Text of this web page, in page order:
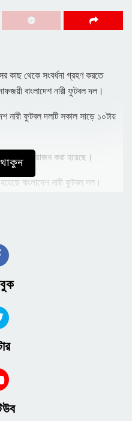
কাছ থেকে সংবর্ধনা গ্রহণ করতে
বাংলাদেশ নারী ফুটবল দল।
নারী ফুটবল দলটি সকাল সাড়ে ১০টায়
আয়োজন করা হয়েছে।
হয়েছে বাংলাদেশ নারী ফুটবল দল।
দেবেন প্রধান উপদেষ্টা।